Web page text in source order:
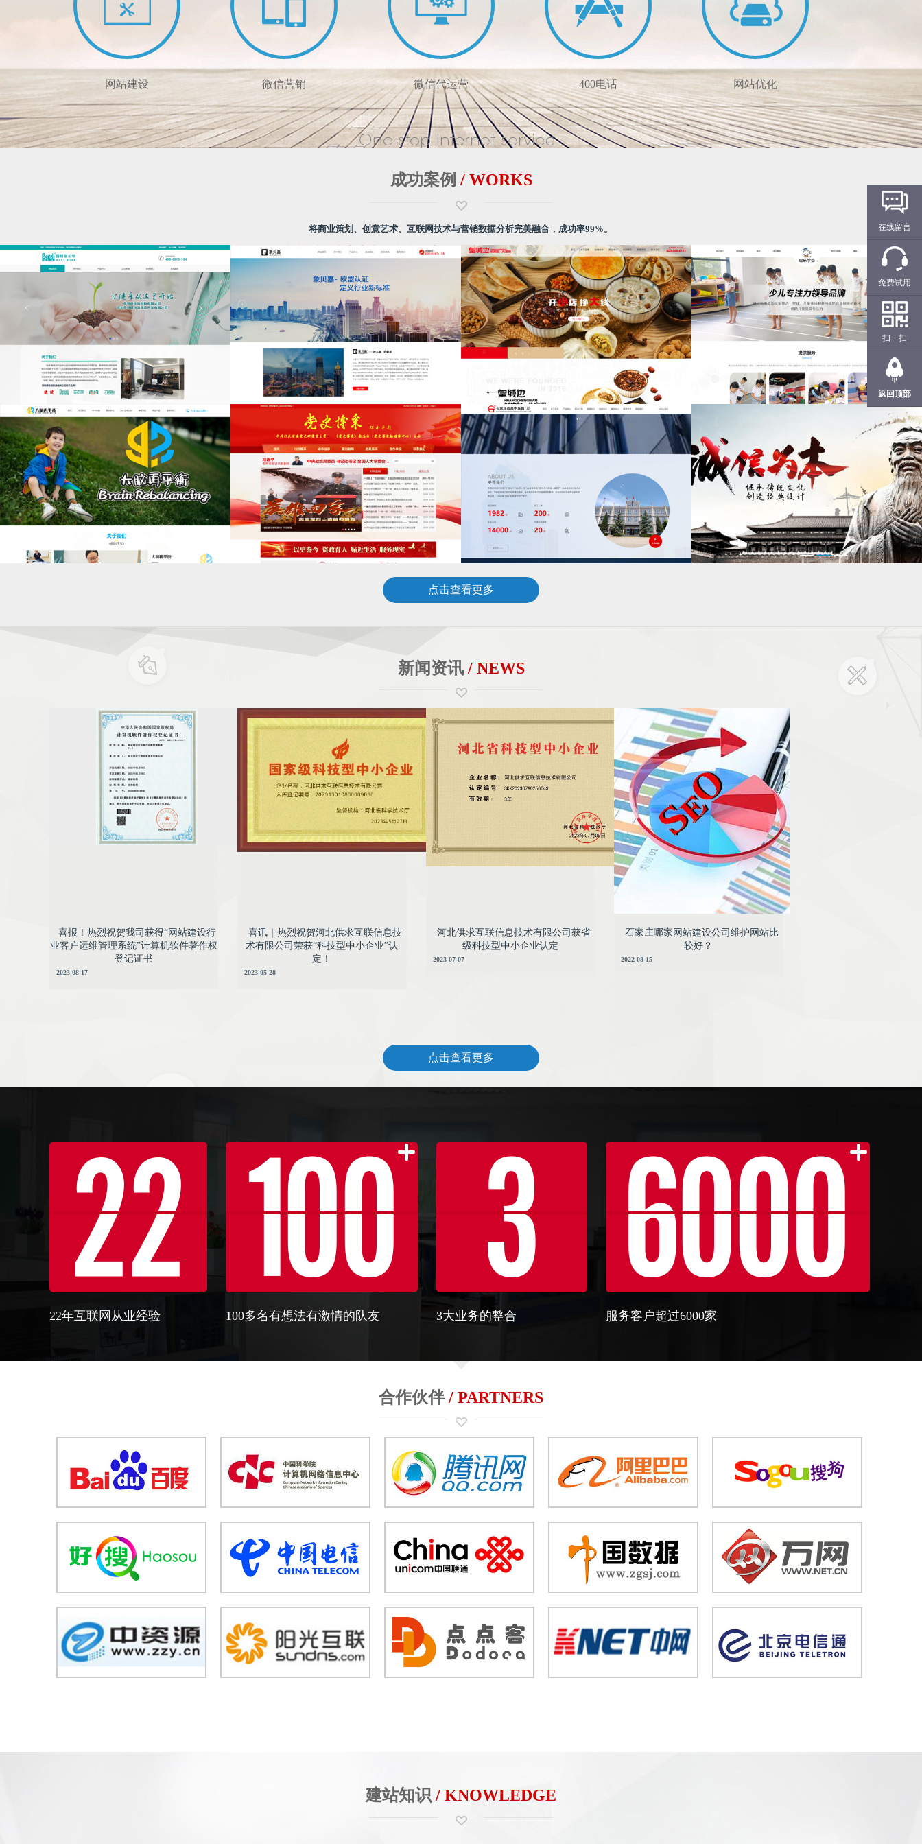
网站建设
彰显品牌形象
微信营销
定制手机网站 / 微网站制作
布局移动互联网
微信代运营
帮助企业打造自身品牌形象
掌控智能终端时代
400电话
中国联通/电信/移动一级400服务商
提高企业品牌形象
网站优化
提高网站曝光率
成功案例 / WORKS
将商业策划、创意艺术、互联网技术与营销数据分析完美融合，成功率99%。
点击查看更多
新闻资讯/ NEWS
喜报！热烈祝贺我司获得“网站建设行
业客户运维管理系统”计算机软件著作权
登记证书
2023-08-17
喜讯｜热烈祝贺河北供求互联信息技术有限公
司荣获“科技型中小企业”认定！
近日，河北省科学技术厅发布了河北省2023年第
三批纳入“科技型中小企业信息库”企业名单的公
告。河北供求互联信息技术有限公司荣获 “国家级
科技型中小企业”称号。这
喜讯｜热烈祝贺河北供求互联信息技
术有限公司荣获“科技型中小企业”认
定！
2023-05-28
河北供求互联信息技术有限公司获省级科技型
中小企业认定
河北供求互联信息技术有限公司，作为康灵集团
旗下的子公司，近日被认定为“省级科技型中小企
业”，这是对公司在科技创新和发展方面的认可和
肯定。
河北供求互联信息技术有限公司获省
级科技型中小企业认定
2023-07-07
石家庄哪家网站建设公司维护网站比较好？
来的维护公司了，那么在这个经济环境的当下
呢，很多原来的网站，这个公司由于成本支出
啊，由于自己的技术问题，由于自己核心的
石家庄哪家网站建设公司维护网站比
较好？
2022-08-15
点击查看更多
22
22年互联网从业经验
100
100多名有想法有激情的队友
3
3大业务的整合
6000
服务客户超过6000家
合作伙伴/ PARTNERS
建站知识 / KNOWLEDGE
在线留言
免费试用
扫一扫
返回顶部